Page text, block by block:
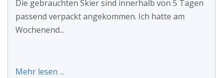
Die gebrauchten Skier sind innerhalb von 5 Tagen
passend verpackt angekommen. Ich hatte am
Wochenend...
Mehr lesen ...